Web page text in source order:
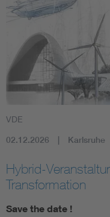
AI & Digital Trust
Health
Mobility
Assisted Living
VDE
02.12.2026 Karlsruhe
Hybrid-
Transformation
Save the date !